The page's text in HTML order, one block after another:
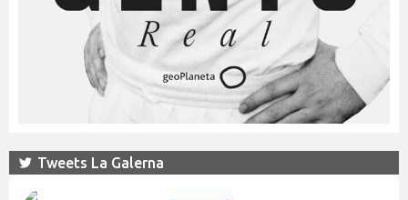
Tweets La Galerna